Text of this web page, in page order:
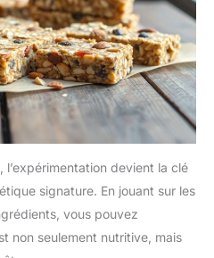
l’expérimentation devient la clé
signature. En jouant sur les
vous pouvez
non seulement nutritive, mais